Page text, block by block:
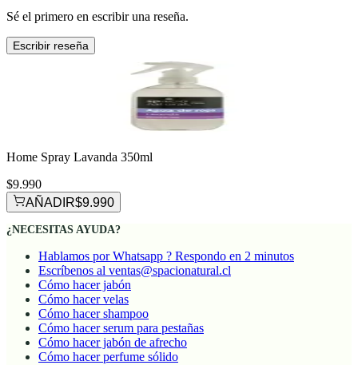
Sé el primero en escribir una reseña.
Escribir reseña
Home Spray Lavanda 350ml
$9.990
AÑADIR$9.990
¿NECESITAS AYUDA?
Hablamos por Whatsapp ? Respondo en 2 minutos
Escríbenos al ventas@spacionatural.cl
Cómo hacer jabón
Cómo hacer velas
Cómo hacer shampoo
Cómo hacer serum para pestañas
Cómo hacer jabón de afrecho
Cómo hacer perfume sólido